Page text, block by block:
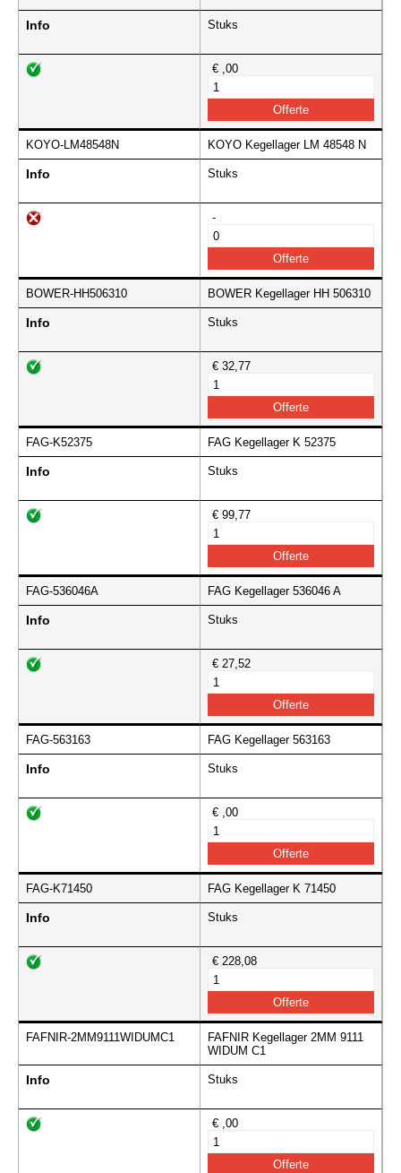
Info Stuks
€ ,00
KOYO-LM48548N KOYO Kegellager LM 48548 N
Info Stuks
-
BOWER-HH506310 BOWER Kegellager HH 506310
Info Stuks
€ 32,77
FAG-K52375 FAG Kegellager K 52375
Info Stuks
€ 99,77
FAG-536046A FAG Kegellager 536046 A
Info Stuks
€ 27,52
FAG-563163 FAG Kegellager 563163
Info Stuks
€ ,00
FAG-K71450 FAG Kegellager K 71450
Info Stuks
€ 228,08
FAFNIR-2MM9111WIDUMC1
FAFNIR Kegellager 2MM 9111
WIDUM C1
Info Stuks
€ ,00